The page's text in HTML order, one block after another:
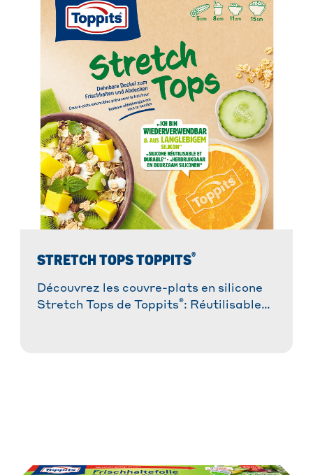
STRETCH TOPS TOPPITS®
Découvrez les couvre-plats en silicone
Stretch Tops de Toppits®: Réutilisables,